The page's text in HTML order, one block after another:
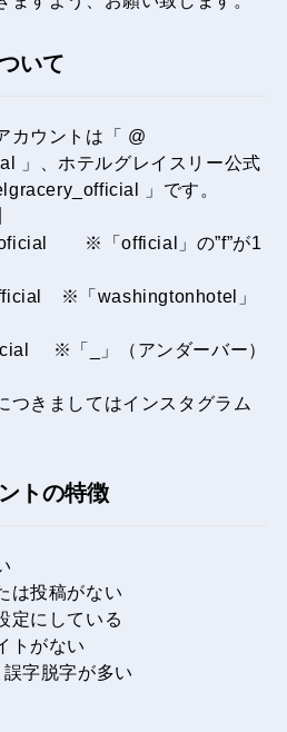
いて
カウントは「 @
」、ホテルグレイスリー公式
」です。
※「official」の”f”が1
※「washingtonhotel」
※「_」（アンダーバー）
つきましてはインスタグラム
トの特徴
は投稿がない
定にしている
トがない
字脱字が多い